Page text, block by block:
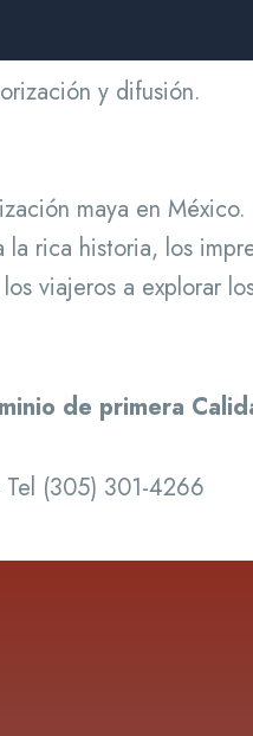
y difusión.
maya en
rica historia, los
viajeros a explorar
de primera
(305) 301-4266